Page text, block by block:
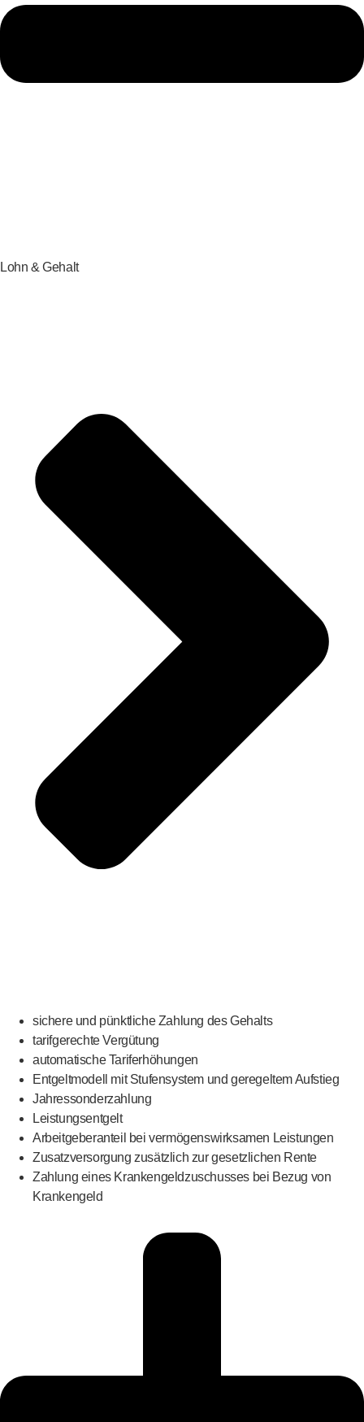
Lohn & Gehalt
sichere und pünktliche Zahlung des Gehalts
tarifgerechte Vergütung
automatische Tariferhöhungen
Entgeltmodell mit Stufensystem und geregeltem Aufstieg
Jahressonderzahlung
Leistungsentgelt
Arbeitgeberanteil bei vermögenswirksamen Leistungen
Zusatzversorgung zusätzlich zur gesetzlichen Rente
Zahlung eines Krankengeldzuschusses bei Bezug von
Krankengeld